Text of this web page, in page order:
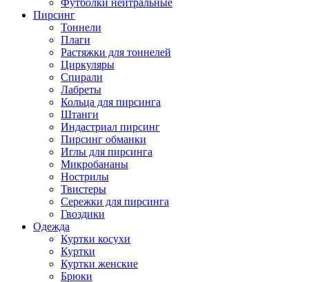
Футболки нейтральные
Пирсинг
Тоннели
Плаги
Растяжки для тоннелей
Циркуляры
Спирали
Лабреты
Кольца для пирсинга
Штанги
Индастриал пирсинг
Пирсинг обманки
Иглы для пирсинга
Микробананы
Нострилы
Твистеры
Сережки для пирсинга
Гвоздики
Одежда
Куртки косухи
Куртки
Куртки женские
Брюки